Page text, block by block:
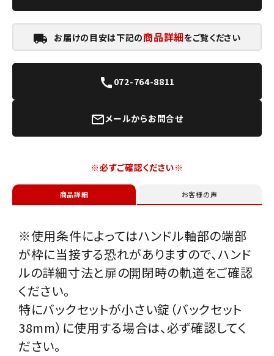
local_shipping お届けの目安は下記の商品詳細をご覧ください
call 072-764-8811
mail_outlineメールからお問合せ
※必ずご確認ください※
商品詳細 お客様の声
※使用条件によってはハンドル軸部の端部
が枠に当接する恐れがありますので、ハンド
ルの詳細寸法と扉の開閉時の軌道をご確認
ください。
特にバックセットが小さい錠（バックセット
38mm）に使用する場合は、必ず確認してく
ださい。